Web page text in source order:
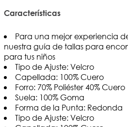
Características
Para una mejor experiencia
nuestra guía de tallas para
para tus niños
Tipo de Ajuste: Velcro
Capellada: 100% Cuero
Forro: 70% Poliéster 40% Cuero
Suela: 100% Goma
Forma de la Punta: Redonda
Tipo de Ajuste: Velcro